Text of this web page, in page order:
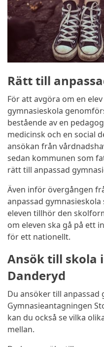
Rätt till
För att avgöra om en
gymnasieskola
bestående av en
medicinsk och en social
ansökan från
sedan kommunen som
rätt till anpassad
Även inför övergången
anpassad
eleven tillhör den
om eleven ska gå på ett
för ett nationellt.
Ansök till skola
Danderyd
Du ansöker till anpassad
Gymnasieantagningen
kan du också se vilka
mellan.